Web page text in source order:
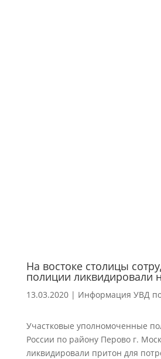
На востоке столицы
полиции ликвидировали
13.03.2020| Информация УВД
Участковые уполномоченные
России по району Перово г.
ликвидировали притон для